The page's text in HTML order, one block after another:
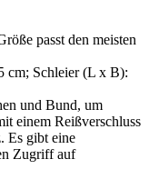
passt den meisten
cm; Schleier (L x B):
und Bund, um
einem Reißverschluss
Es gibt eine
Zugriff auf